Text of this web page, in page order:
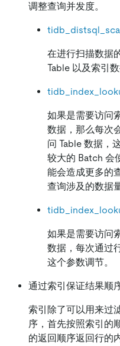
调整查询并发度。
在进行扫描数据
Table 以及索引数
如果是需要访问
数据，那么每次
问 Table 数据，
较大的 Batch 会
能会造成更多的
查询涉及的数据
如果是需要访问
数据，每次通过
这个参数调节。
通过索引保证结果顺
索引除了可以用来过
序，首先按照索引的
的返回顺序返回行的